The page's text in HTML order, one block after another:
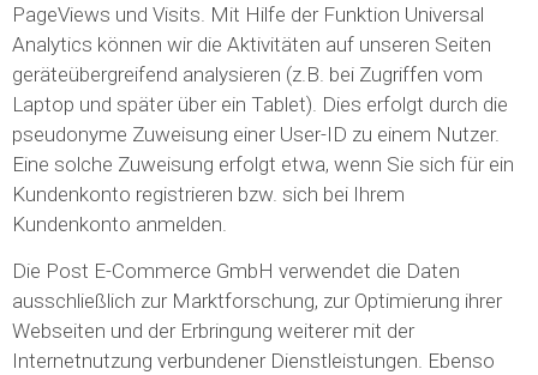
PageViews und Visits. Mit Hilfe der Funktion Universal
Analytics können wir die Aktivitäten auf unseren Seiten
geräteübergreifend analysieren (z.B. bei Zugriffen vom
Laptop und später über ein Tablet). Dies erfolgt durch die
pseudonyme Zuweisung einer User-ID zu einem Nutzer.
Eine solche Zuweisung erfolgt etwa, wenn Sie sich für ein
Kundenkonto registrieren bzw. sich bei Ihrem
Kundenkonto anmelden.
Die Post E-Commerce GmbH verwendet die Daten
ausschließlich zur Marktforschung, zur Optimierung ihrer
Webseiten und der Erbringung weiterer mit der
Internetnutzung verbundener Dienstleistungen. Ebenso